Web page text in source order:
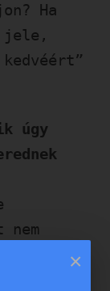
Ha
jele,
úgy
az italt,
×